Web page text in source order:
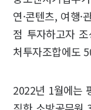
연·콘텐츠, 여행
점 투자하고자
처투자조합에도
2022년 1월에는